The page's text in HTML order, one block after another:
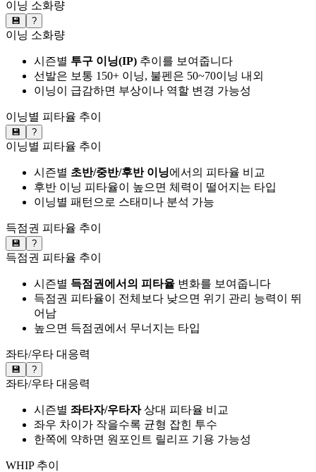
이닝 소화량
💾 ?
이닝 소화량
시즌별 투구 이닝(IP) 추이를 보여줍니다
선발은 보통 150+ 이닝, 불펜은 50~70이닝 내외
이닝이 급감하면 부상이나 역할 변경 가능성
이닝별 피타율 추이
💾 ?
이닝별 피타율 추이
시즌별 초반/중반/후반 이닝에서의 피타율 비교
후반 이닝 피타율이 높으면 체력이 떨어지는 타입
이닝별 패턴으로 스태미나 분석 가능
득점권 피타율 추이
💾 ?
득점권 피타율 추이
시즌별 득점권에서의 피타율 변화를 보여줍니다
득점권 피타율이 전체보다 낮으면 위기 관리 능력이 뛰
어남
높으면 득점권에서 무너지는 타입
좌타/우타 대응력
💾 ?
좌타/우타 대응력
시즌별 좌타자/우타자상대 피타율 비교
좌우 차이가 작을수록 균형 잡힌 투수
한쪽에 약하면 원포인트 릴리프 기용 가능성
WHIP 추이